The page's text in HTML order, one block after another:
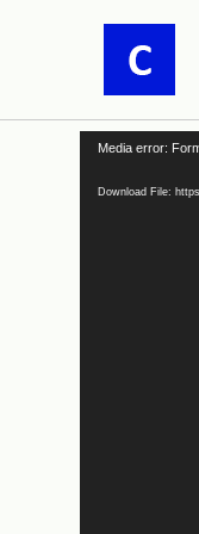
Video
Media error:
Download File: